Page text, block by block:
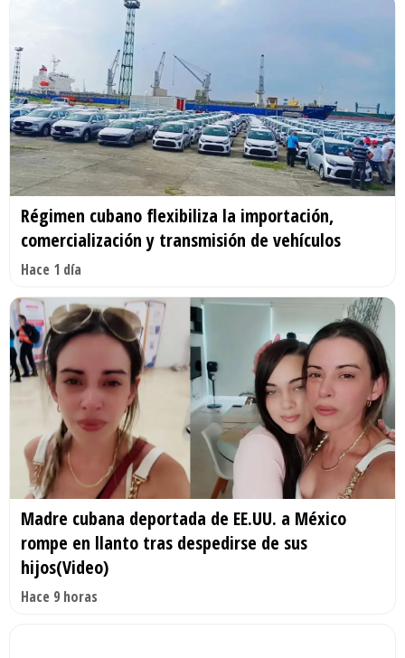
Régimen cubano flexibiliza la importación,
comercialización y transmisión de vehículos
Hace 1 día
Madre cubana deportada de EE.UU. a México
rompe en llanto tras despedirse de sus
hijos(Video)
Hace 9 horas